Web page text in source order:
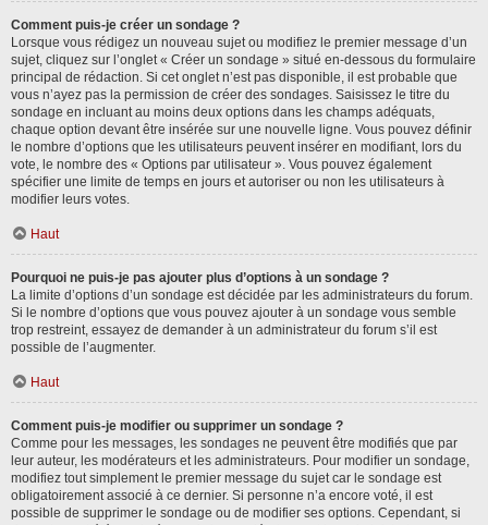
Comment puis-je créer un sondage ?
Lorsque vous rédigez un nouveau sujet ou modifiez le premier message d’un
sujet, cliquez sur l’onglet « Créer un sondage » situé en-dessous du formulaire
principal de rédaction. Si cet onglet n’est pas disponible, il est probable que
vous n’ayez pas la permission de créer des sondages. Saisissez le titre du
sondage en incluant au moins deux options dans les champs adéquats,
chaque option devant être insérée sur une nouvelle ligne. Vous pouvez définir
le nombre d’options que les utilisateurs peuvent insérer en modifiant, lors du
vote, le nombre des « Options par utilisateur ». Vous pouvez également
spécifier une limite de temps en jours et autoriser ou non les utilisateurs à
modifier leurs votes.
Haut
Pourquoi ne puis-je pas ajouter plus d’options à un sondage ?
La limite d’options d’un sondage est décidée par les administrateurs du forum.
Si le nombre d’options que vous pouvez ajouter à un sondage vous semble
trop restreint, essayez de demander à un administrateur du forum s’il est
possible de l’augmenter.
Haut
Comment puis-je modifier ou supprimer un sondage ?
Comme pour les messages, les sondages ne peuvent être modifiés que par
leur auteur, les modérateurs et les administrateurs. Pour modifier un sondage,
modifiez tout simplement le premier message du sujet car le sondage est
obligatoirement associé à ce dernier. Si personne n’a encore voté, il est
possible de supprimer le sondage ou de modifier ses options. Cependant, si